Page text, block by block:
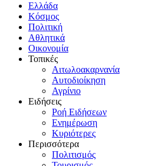
Ελλάδα
Κόσμος
Πολιτική
Αθλητικά
Οικονομία
Τοπικές
Αιτωλοακαρνανία
Αυτοδιοίκηση
Αγρίνιο
Ειδήσεις
Ροή Ειδήσεων
Ενημέρωση
Κυριότερες
Περισσότερα
Πολιτισμός